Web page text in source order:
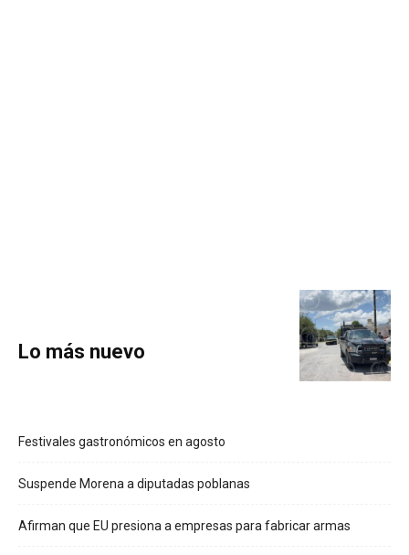
Lo más nuevo
Festivales gastronómicos en agosto
Suspende Morena a diputadas poblanas
Afirman que EU presiona a empresas para fabricar armas